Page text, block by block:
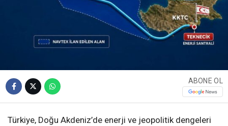
ABONE OL
Türkiye, Doğu Akdeniz’de enerji ve jeopolitik dengeleri